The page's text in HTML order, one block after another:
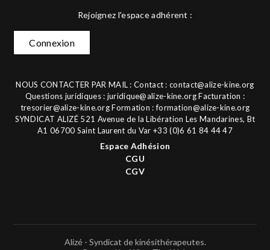
Rejoignez l'espace adhérent :
Connexion
NOUS CONTACTER PAR MAIL : Contact :contact@alize-kine.org
Questions juridiques : juridique@alize-kine.orgFacturation :
tresorier@alize-kine.orgFormation :formation@alize-kine.org
SYNDICAT ALIZÉ 521 Avenue de la Libération Les Mandarines, Bt
A1 06700 Saint Laurent du Var +33 (0)6 61 84 44 47
Espace Adhésion
CGU
CGV
Alizé - Syndicat de kinésithérapeutes.